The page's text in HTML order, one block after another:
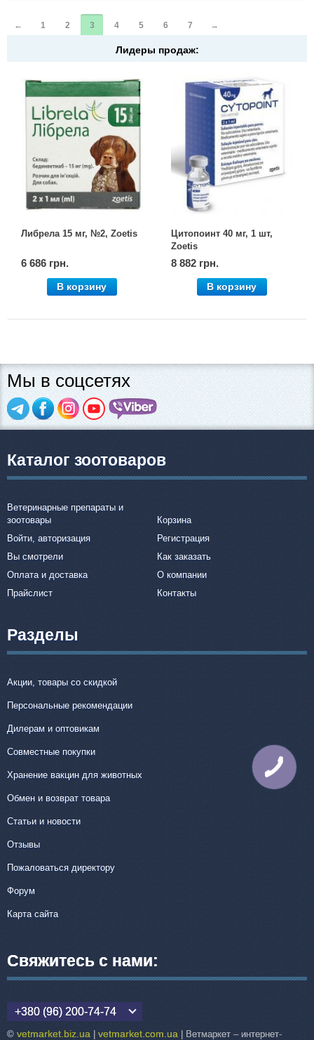
← 1 2 3 4 5 6 7 →
Лидеры продаж:
Либрела 15 мг, №2, Zoetis
6 686 грн.
В корзину
Цитопоинт 40 мг, 1 шт,
Zoetis
8 882 грн.
В корзину
Мы в соцсетях
Каталог зоотоваров
Ветеринарные препараты и
зоотовары
Корзина
Войти, авторизация
Регистрация
Вы смотрели
Как заказать
Оплата и доставка
О компании
Прайслист
Контакты
Разделы
Акции, товары со скидкой
Персональные рекомендации
Дилерам и оптовикам
Совместные покупки
Хранение вакцин для животных
Обмен и возврат товара
Статьи и новости
Отзывы
Пожаловаться директору
Форум
Карта сайта
Свяжитесь с нами:
+380 (96) 200-74-74
© vetmarket.biz.ua | vetmarket.com.ua | Ветмаркет – интернет-
КНОПКА
СВЯЗИ